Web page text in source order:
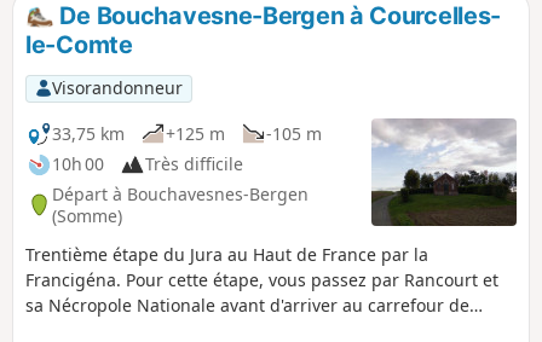
De Bouchavesne-Bergen à Courcelles-
le-Comte
Visorandonneur
33,75 km
+125 m
-105 m
10h 00
Très difficile
Départ à Bouchavesnes-Bergen
(Somme)
Trentième étape du Jura au Haut de France par la
Francigéna. Pour cette étape, vous passez par Rancourt et
sa Nécropole Nationale avant d'arriver au carrefour de